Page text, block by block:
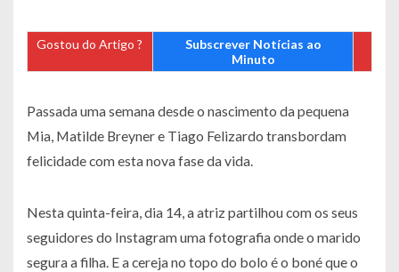
Gostou do Artigo ?
Subscrever Notícias ao
Minuto
Passada uma semana desde o nascimento da pequena
Mia, Matilde Breyner e Tiago Felizardo transbordam
felicidade com esta nova fase da vida.
Nesta quinta-feira, dia 14, a atriz partilhou com os seus
seguidores do Instagram uma fotografia onde o marido
segura a filha. E a cereja no topo do bolo é o boné que o